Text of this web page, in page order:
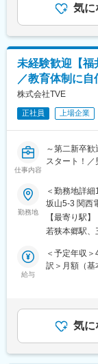
・納品やアフ
■業務内容の
・サービス対
がら技術を少
・営業自身が
単な修理を実
頼するので安
・お客様とか
■取扱い製品
食肉加工機
■営業先
食肉加工を必
になります
目標数字は
の新品提案や
年間休日121
使用いただ
■土日の急な
定。■昇給：
み20時間の
分を支給賃金
する可能性が
気に
未経験歓迎【
／教育体制に自
株式会社TVE
正社員 上場企業
仕事内容
～第二新卒
スタート！
★手厚い教育
・文系出身
・工具の名前
・施工管理
◎働き方も整
勤務地
＜勤務地詳
坂山5-3 関西
煙＜勤務地
19-2 関西電
力（株）高
【最寄り駅】
若狭本郷駅、
給与
＜予定年収
訳＞月額（
の金額であ
額)は固定手
気に